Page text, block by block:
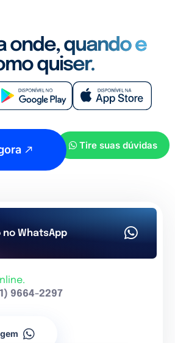
onde, quando e
quiser.
Tire suas dúvidas
WhatsApp
9664-2297